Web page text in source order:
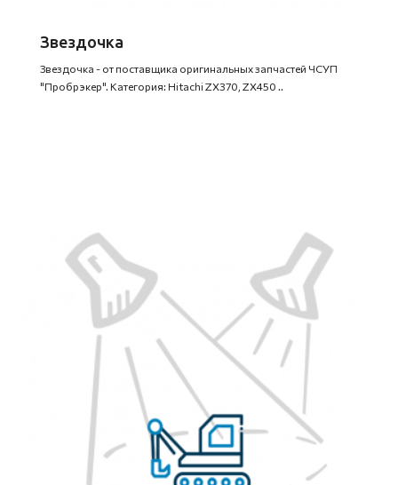
Звездочка
Звездочка - от поставщика оригинальных запчастей ЧСУП
"Пробрэкер". Категория: Hitachi ZX370, ZX450 ..